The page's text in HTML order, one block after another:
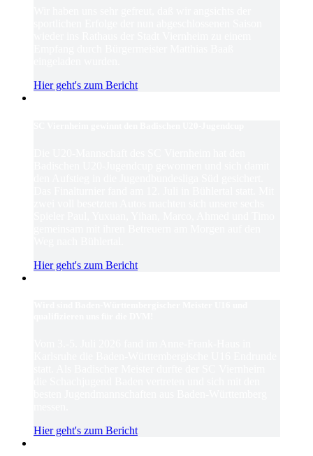
Hier geht's zum Bericht
Hier geht's zum Bericht
Hier geht's zum Bericht